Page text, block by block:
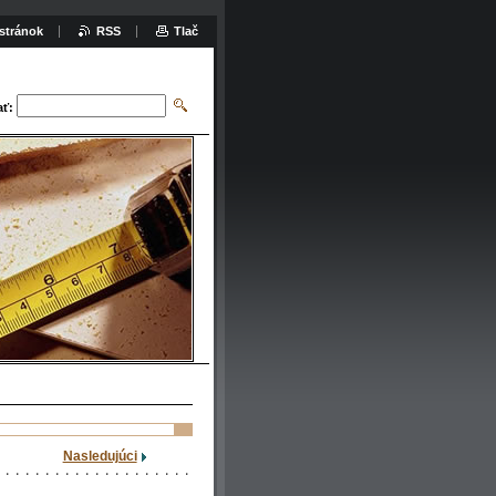
Nasledujúci
RSS Tlač